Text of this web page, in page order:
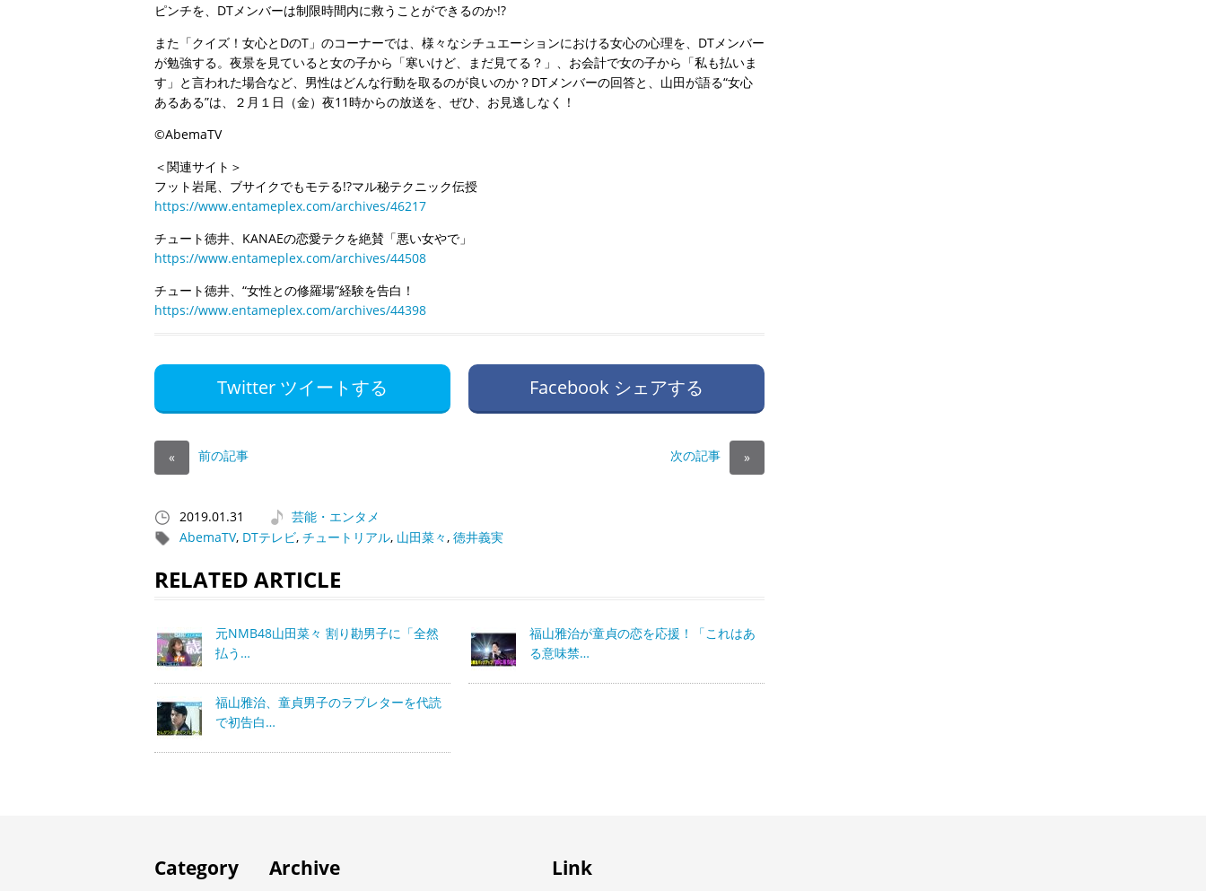
ピンチを、DTメンバーは制限時間内に救うことができるのか!?
また「クイズ！女心とDのT」のコーナーでは、様々なシチュエーションにおける女心の心理を、DTメンバー
が勉強する。夜景を見ていると女の子から「寒いけど、まだ見てる？」、お会計で女の子から「私も払いま
す」と言われた場合など、男性はどんな行動を取るのが良いのか？DTメンバーの回答と、山田が語る“女心
あるある”は、２月１日（金）夜11時からの放送を、ぜひ、お見逃しなく！
©AbemaTV
＜関連サイト＞
フット岩尾、ブサイクでもモテる!?マル秘テクニック伝授
https://www.entameplex.com/archives/46217
チュート徳井、KANAEの恋愛テクを絶賛「悪い女やで」
https://www.entameplex.com/archives/44508
チュート徳井、“女性との修羅場”経験を告白！
https://www.entameplex.com/archives/44398
Twitter ツイートする Facebook シェアする
« 前の記事 次の記事 »
2019.01.31
芸能・エンタメ
AbemaTV, DTテレビ, チュートリアル, 山田菜々, 徳井義実
RELATED ARTICLE
元NMB48山田菜々 割り勘男子に「全然
払う…
福山雅治が童貞の恋を応援！「これはあ
る意味禁…
福山雅治、童貞男子のラブレターを代読
で初告白…
Category Archive Link